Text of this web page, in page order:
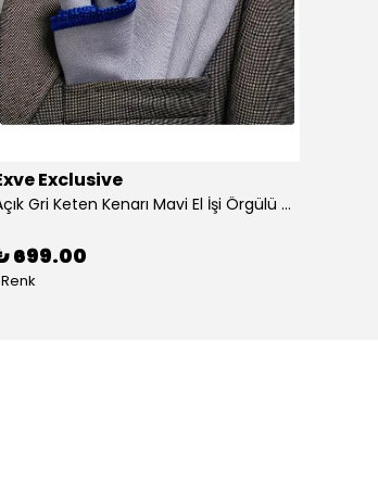
Exclusive
Açık Gri Keten Kenarı Mavi El İşi Örgülü Cep Aksesuarı Yaka Mendili
699.00
Renk